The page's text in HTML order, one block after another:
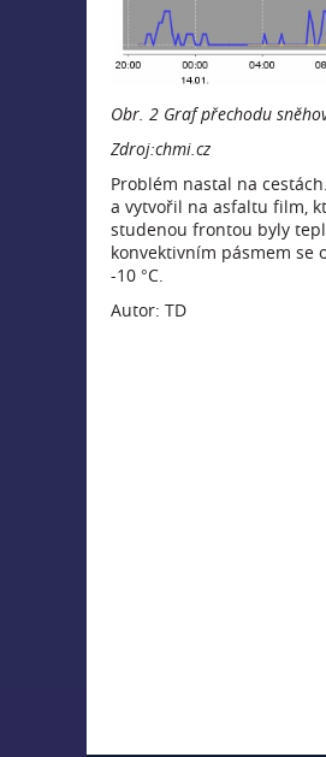
Obr. 2 Graf přechodu
Zdroj:chmi.cz
Problém nastal na
a vytvořil na asfaltu film,
studenou frontou byly
konvektivním pásmem se
-10 °C.
Autor: TD